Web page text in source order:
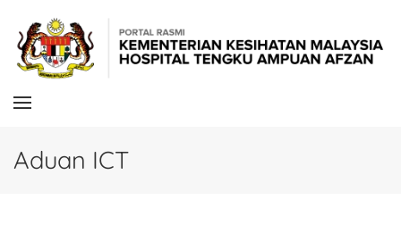
Skip to main content
Aduan ICT